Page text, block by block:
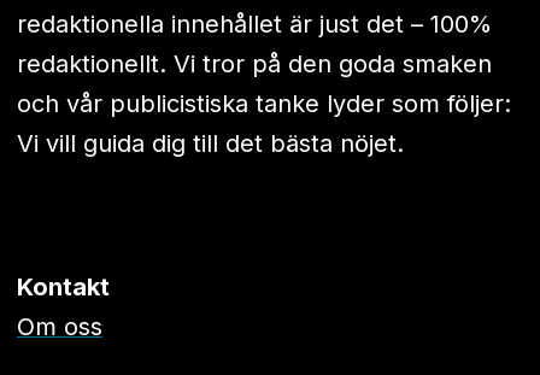
redaktionella innehållet är just det – 100%
redaktionellt. Vi tror på den goda smaken
och vår publicistiska tanke lyder som följer:
Vi vill guida dig till det bästa nöjet.
Kontakt
Om oss